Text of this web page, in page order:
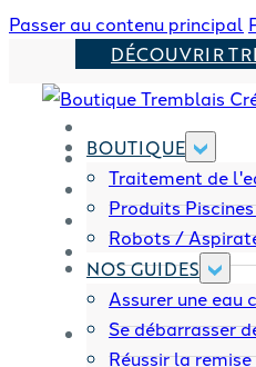
Passer au contenu principal
DÉCOUVRIR
BOUTIQUE
Traitement de
Produits
Robots /
NOS GUIDES
Assurer une eau
Se débarrasser
Réussir la